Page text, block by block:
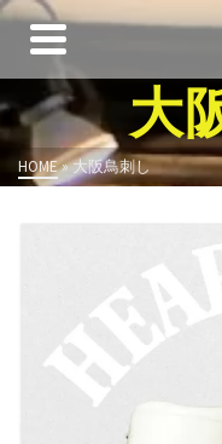
大
HOME»大阪鳥刺し